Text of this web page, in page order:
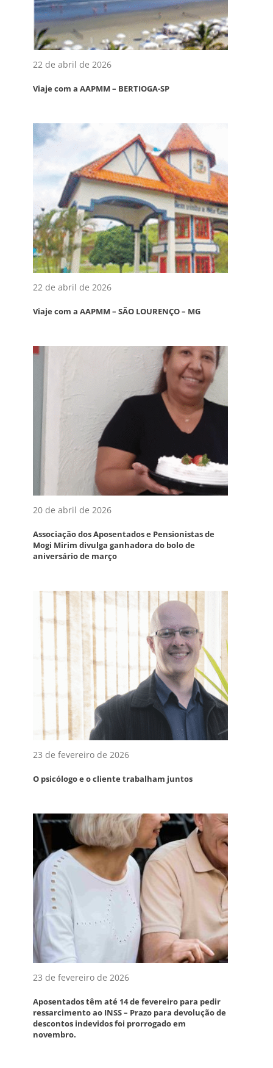
22 de abril de 2026
Viaje com a AAPMM – BERTIOGA-SP
22 de abril de 2026
Viaje com a AAPMM – SÃO LOURENÇO – MG
20 de abril de 2026
Associação dos Aposentados e Pensionistas de
Mogi Mirim divulga ganhadora do bolo de
aniversário de março
23 de fevereiro de 2026
O psicólogo e o cliente trabalham juntos
23 de fevereiro de 2026
Aposentados têm até 14 de fevereiro para pedir
ressarcimento ao INSS – Prazo para devolução de
descontos indevidos foi prorrogado em
novembro.